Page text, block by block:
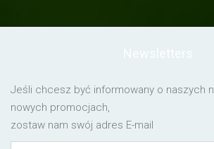
Jeśli chcesz być informowany o naszych
nowych promocjach,
zostaw nam swój adres E-mail